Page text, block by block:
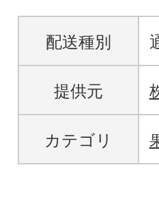
配送種別
提供元
カテゴリ